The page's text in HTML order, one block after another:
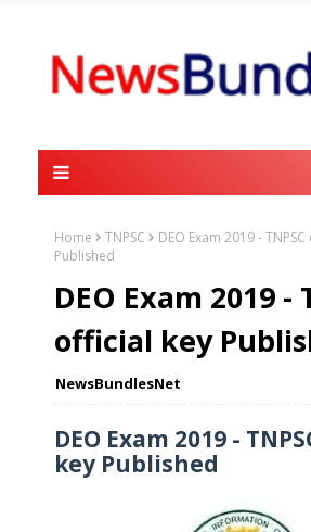
Home TNPSC
DEO Exam 2019 -
Published
DEO Exam 2019 -
official key
NewsBundlesNet
DEO Exam 2019 -
key Published